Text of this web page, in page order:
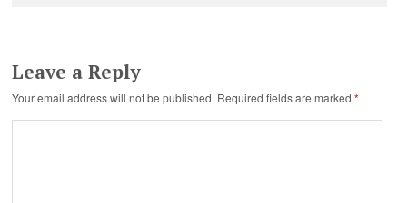
Leave a Reply
Your email address will not be published. Required fields are marked*